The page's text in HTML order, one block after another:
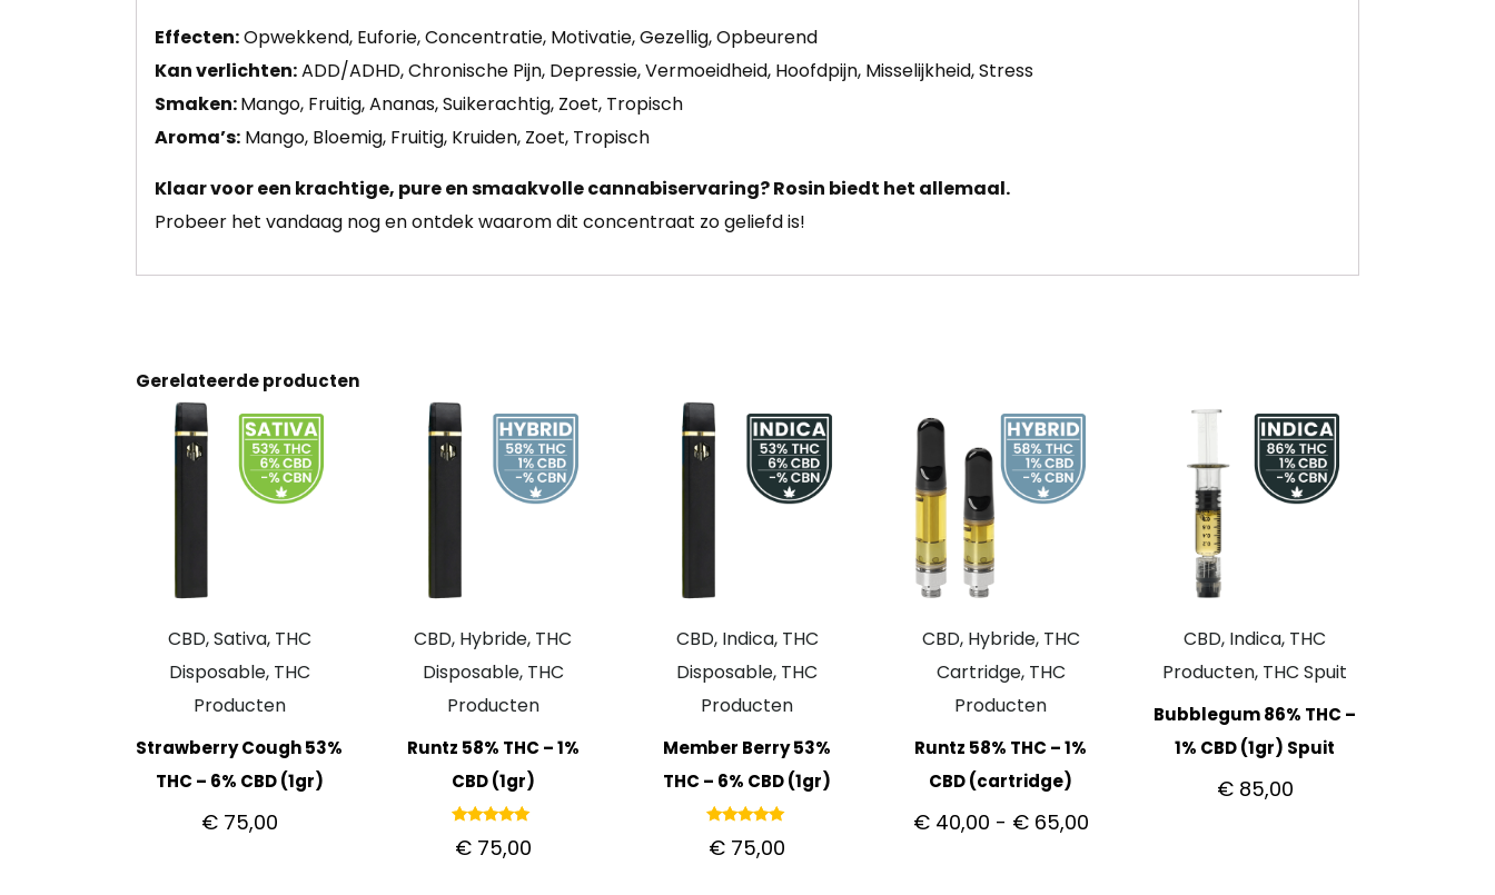
Effecten:Opwekkend, Euforie, Concentratie, Motivatie, Gezellig, Opbeurend
Kan verlichten:ADD/ADHD, Chronische Pijn, Depressie, Vermoeidheid, Hoofdpijn, Misselijkheid, Stress
Smaken:Mango, Fruitig, Ananas, Suikerachtig, Zoet, Tropisch
Aroma’s: Mango, Bloemig, Fruitig, Kruiden, Zoet, Tropisch
Klaar voor een krachtige, pure en smaakvolle cannabiservaring? Rosin biedt het allemaal.
Probeer het vandaag nog en ontdek waarom dit concentraat zo geliefd is!
Gerelateerde producten
CBD, Sativa, THC
Disposable, THC
Producten
Strawberry Cough 53%
THC – 6% CBD (1gr)
€75,00
CBD, Hybride, THC
Disposable, THC
Producten
Runtz 58% THC – 1%
CBD (1gr)
5.00
€75,00
CBD, Indica, THC
Disposable, THC
Producten
Member Berry 53%
THC – 6% CBD (1gr)
5.00
€ 75,00
CBD, Hybride, THC
Cartridge, THC
Producten
Runtz 58% THC – 1%
CBD (cartridge)
€40,00 - €65,00
CBD, Indica, THC
Producten, THC Spuit
Bubblegum 86% THC –
1% CBD (1gr) Spuit
€85,00